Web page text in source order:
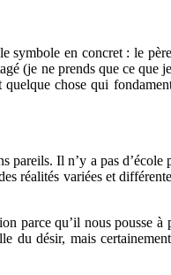
symbole en concret : le
(je ne prends que ce que
chose qui
pareils. Il n’y a pas
réalités variées et
parce qu’il nous pousse à
du désir, mais